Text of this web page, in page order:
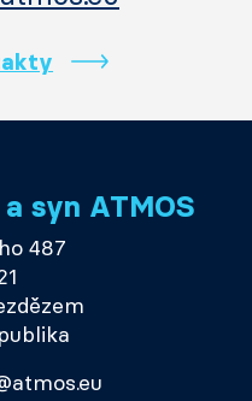
syn ATMOS
487